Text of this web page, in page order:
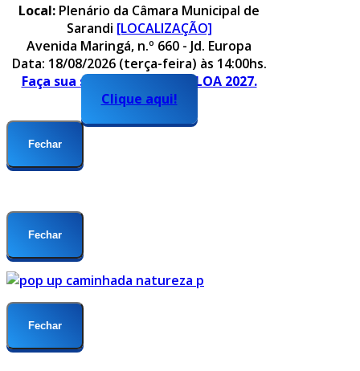
Local: Plenário da Câmara Municipal de
Sarandi [LOCALIZAÇÃO]
Avenida Maringá, n.º 660 - Jd. Europa
Data: 18/08/2026 (terça-feira) às 14:00hs.
Faça sua sugestão para o PLOA 2027.
Clique aqui!
Fechar
Fechar
Fechar